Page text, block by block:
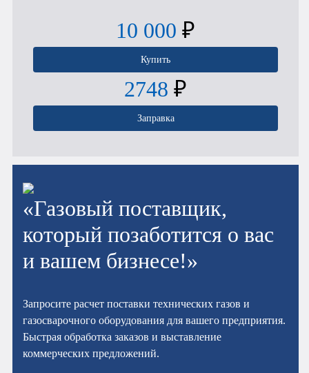
10 000 ₽
Купить
2748 ₽
Заправка
«Газовый поставщик,
который позаботится о вас
и вашем бизнесе!»
Запросите расчет поставки технических газов и
газосварочного оборудования для вашего предприятия.
Быстрая обработка заказов и выставление
коммерческих предложений.